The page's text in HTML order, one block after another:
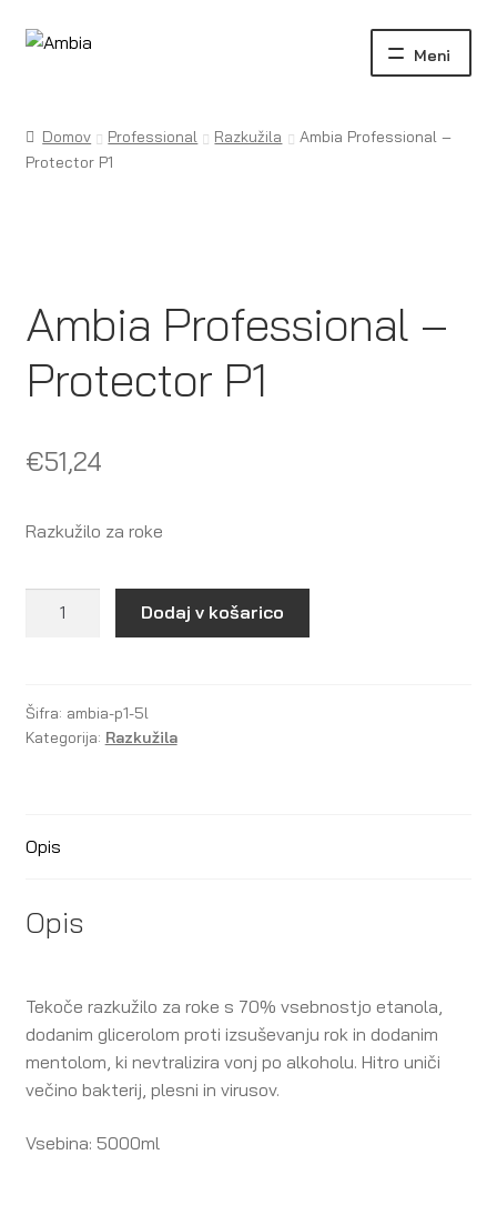
Skip
Skip
Domov Professional Razkužila
Ambia Professional –
Protector P1
Ambia Professional –
Protector P1
€51,24
Razkužilo za roke
P1
količina
Dodaj v košarico
Šifra: ambia-p1-5l
Kategorija: Razkužila
Opis
Opis
Tekoče razkužilo za roke s 70% vsebnostjo etanola,
dodanim glicerolom proti izsuševanju rok in dodanim
mentolom, ki nevtralizira vonj po alkoholu. Hitro uniči
večino bakterij, plesni in virusov.
Vsebina: 5000ml